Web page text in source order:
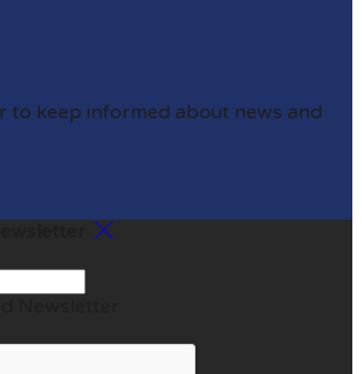
to keep informed about news and